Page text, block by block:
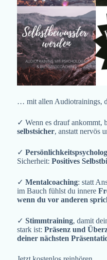
… mit allen Audiotrainings,
✓ Wenn es drauf ankommt,
selbstsicher, anstatt nervös
✓
Sicherheit: Positives
✓ Mentalcoaching: statt
im Bauch fühlst du innere
wenn du vor anderen
✓ Stimmtraining, damit
stark ist: Präsenz und
deiner nächsten